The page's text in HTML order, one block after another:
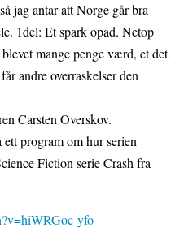
jag antar att Norge går bra
1del: Et spark opad. Netop
mange penge værd, et det
andre overraskelser den
Carsten Overskov.
program om hur serien
Fiction serie Crash fra
yfo